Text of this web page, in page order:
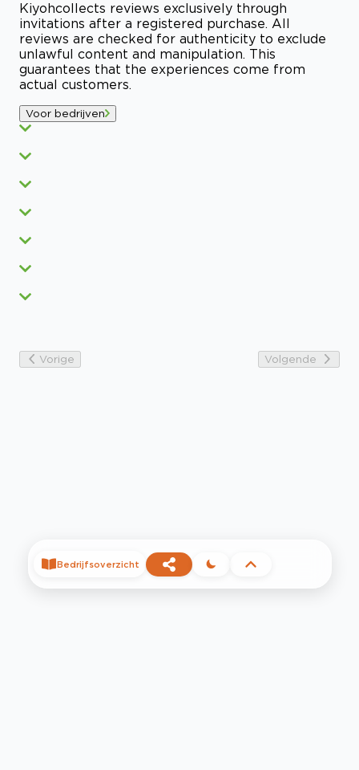
Kiyohcollects reviews exclusively through
invitations after a registered purchase. All
reviews are checked for authenticity to exclude
unlawful content and manipulation. This
guarantees that the experiences come from
actual customers.
Voor bedrijven
Vorige Volgende
Bedrijfsoverzicht